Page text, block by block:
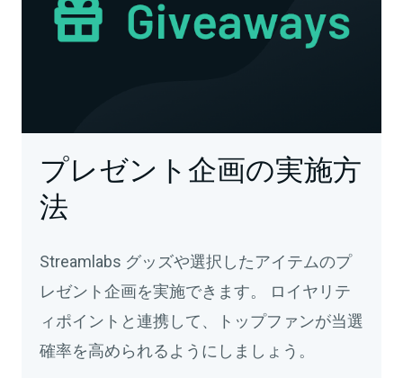
プレゼント企画の実施方
法
Streamlabs グッズや選択したアイテムのプ
レゼント企画を実施できます。 ロイヤリテ
ィポイントと連携して、トップファンが当選
確率を高められるようにしましょう。